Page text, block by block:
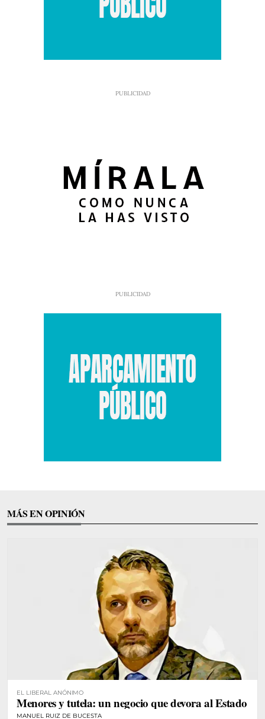
MÁS EN OPINIÓN
EL LIBERAL ANÓNIMO
Menores y tutela: un negocio que devora al Estado
MANUEL RUIZ DE BUCESTA